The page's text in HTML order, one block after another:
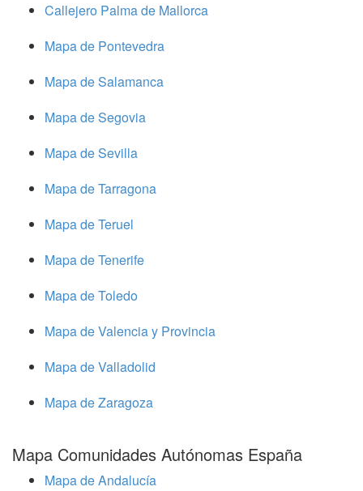
Callejero Palma de Mallorca
Mapa de Pontevedra
Mapa de Salamanca
Mapa de Segovia
Mapa de Sevilla
Mapa de Tarragona
Mapa de Teruel
Mapa de Tenerife
Mapa de Toledo
Mapa de Valencia y Provincia
Mapa de Valladolid
Mapa de Zaragoza
Mapa Comunidades Autónomas España
Mapa de Andalucía